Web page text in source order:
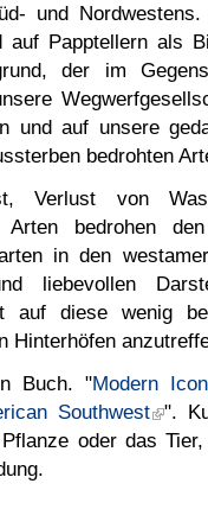
und
auf Papptellern als
der im
und auf unsere
bedrohten
Verlust von
Arten bedrohen
in den
liebevollen
auf diese wenig
Hinterhöfen
Buch. "Modern
Southwest ".
oder das